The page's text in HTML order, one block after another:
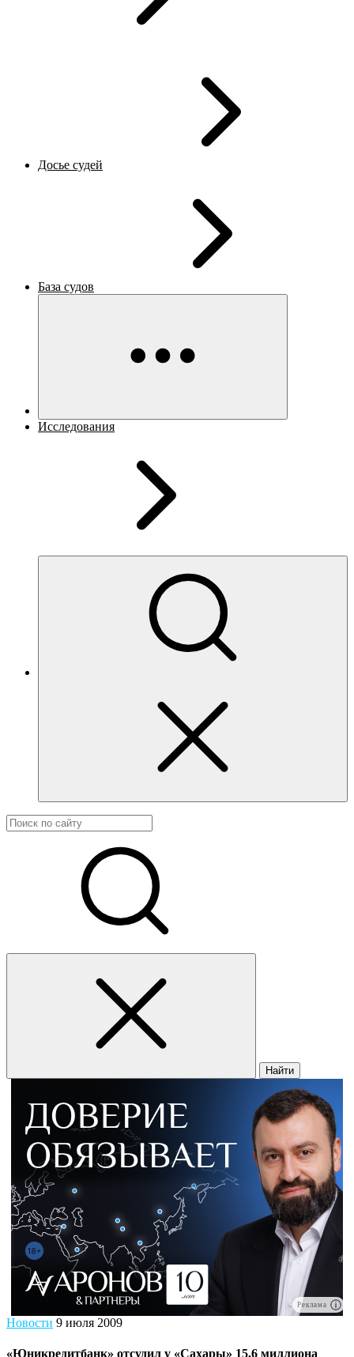
Досье судей
База судов
Исследования
Найти
Реклама
Новости 9 июля 2009
«Юникредитбанк» отсудил у «Сахары» 15,6 миллиона